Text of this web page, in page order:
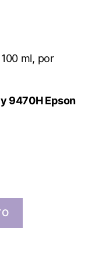
ml, por
9470H Epson